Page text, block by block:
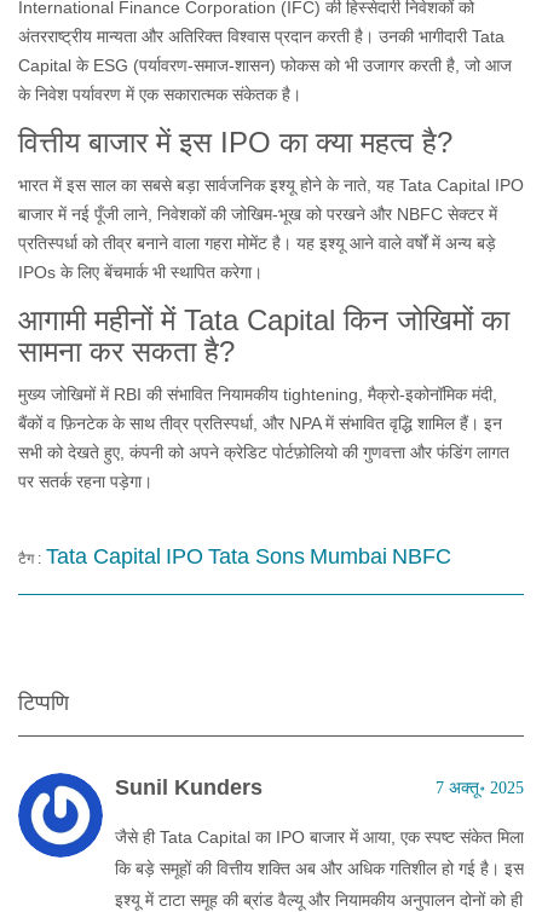
International Finance Corporation (IFC) की हिस्सेदारी निवेशकों को
अंतरराष्ट्रीय मान्यता और अतिरिक्त विश्वास प्रदान करती है। उनकी भागीदारी Tata
Capital के ESG (पर्यावरण‑समाज‑शासन) फोकस को भी उजागर करती है, जो आज
के निवेश पर्यावरण में एक सकारात्मक संकेतक है।
वित्तीय बाजार में इस IPO का क्या महत्व है?
भारत में इस साल का सबसे बड़ा सार्वजनिक इश्यू होने के नाते, यह Tata Capital IPO
बाजार में नई पूँजी लाने, निवेशकों की जोखिम‑भूख को परखने और NBFC सेक्टर में
प्रतिस्पर्धा को तीव्र बनाने वाला गहरा मोमेंट है। यह इश्यू आने वाले वर्षों में अन्य बड़े
IPOs के लिए बेंचमार्क भी स्थापित करेगा।
आगामी महीनों में Tata Capital किन जोखिमों का
सामना कर सकता है?
मुख्य जोखिमों में RBI की संभावित नियामकीय tightening, मैक्रो‑इकोनॉमिक मंदी,
बैंकों व फ़िनटेक के साथ तीव्र प्रतिस्पर्धा, और NPA में संभावित वृद्धि शामिल हैं। इन
सभी को देखते हुए, कंपनी को अपने क्रेडिट पोर्टफ़ोलियो की गुणवत्ता और फंडिंग लागत
पर सतर्क रहना पड़ेगा।
टैग : Tata Capital IPO Tata Sons Mumbai NBFC
टिप्पणि
Sunil Kunders 7 अक्तू॰ 2025
जैसे ही Tata Capital का IPO बाजार में आया, एक स्पष्ट संकेत मिला
कि बड़े समूहों की वित्तीय शक्ति अब और अधिक गतिशील हो गई है। इस
इश्यू में टाटा समूह की ब्रांड वैल्यू और नियामकीय अनुपालन दोनों को ही